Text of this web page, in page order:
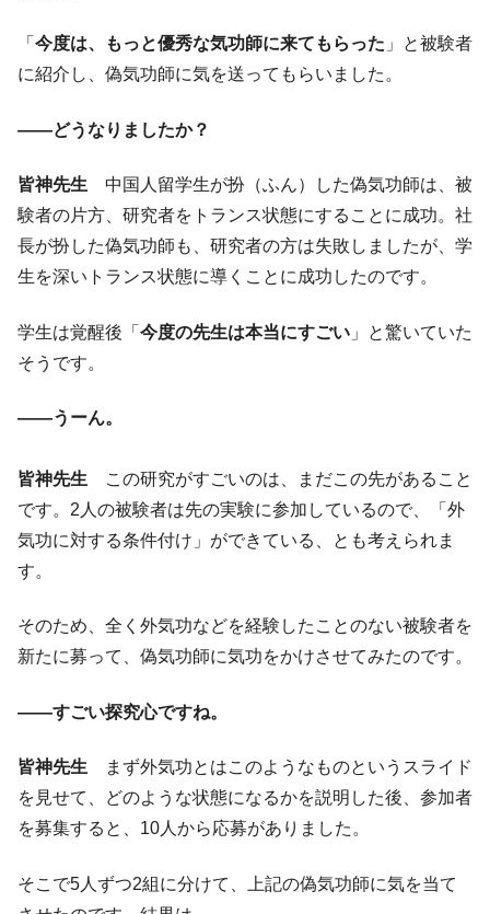
「 今度は、もっと優秀な気功師に来てもらった 」と被験者
に紹介し、偽気功師に気を送ってもらいました。
――どうなりましたか？
皆神先生 中国人留学生が扮（ふん）した偽気功師は、被
験者の片方、研究者をトランス状態にすることに成功。社
長が扮した偽気功師も、研究者の方は失敗しましたが、学
生を深いトランス状態に導くことに成功したのです。
学生は覚醒後「 今度の先生は本当にすごい 」と驚いていた
そうです。
――うーん。
皆神先生 この研究がすごいのは、まだこの先があること
です。2人の被験者は先の実験に参加しているので、「外
気功に対する条件付け」ができている、とも考えられま
す。
そのため、全く外気功などを経験したことのない被験者を
新たに募って、偽気功師に気功をかけさせてみたのです。
――すごい探究心ですね。
皆神先生 まず外気功とはこのようなものというスライド
を見せて、どのような状態になるかを説明した後、参加者
を募集すると、10人から応募がありました。
そこで5人ずつ2組に分けて、上記の偽気功師に気を当て